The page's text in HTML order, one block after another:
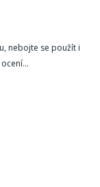
nebojte se použít i